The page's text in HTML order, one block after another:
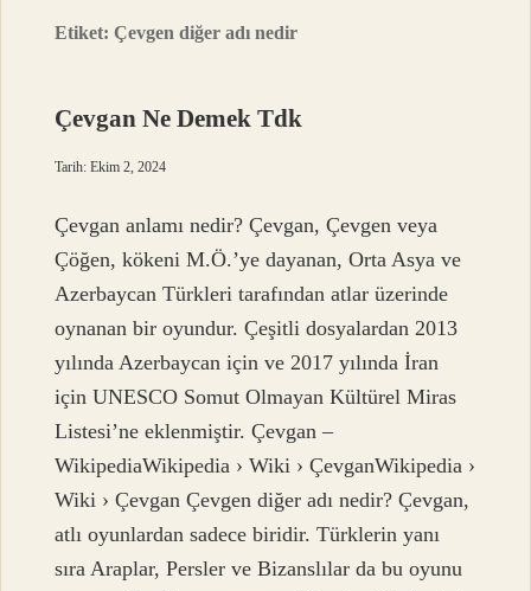
Etiket:Çevgen diğer adı nedir
Çevgan Ne Demek Tdk
Tarih: Ekim 2, 2024
Çevgan anlamı nedir? Çevgan, Çevgen veya
Çöğen, kökeni M.Ö.’ye dayanan, Orta Asya ve
Azerbaycan Türkleri tarafından atlar üzerinde
oynanan bir oyundur. Çeşitli dosyalardan 2013
yılında Azerbaycan için ve 2017 yılında İran
için UNESCO Somut Olmayan Kültürel Miras
Listesi’ne eklenmiştir. Çevgan –
WikipediaWikipedia › Wiki › ÇevganWikipedia ›
Wiki › Çevgan Çevgen diğer adı nedir? Çevgan,
atlı oyunlardan sadece biridir. Türklerin yanı
sıra Araplar, Persler ve Bizanslılar da bu oyunu